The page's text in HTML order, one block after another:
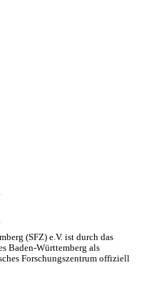
(SFZ) e.V. ist durch das
Baden-Württemberg als
Forschungszentrum offiziell